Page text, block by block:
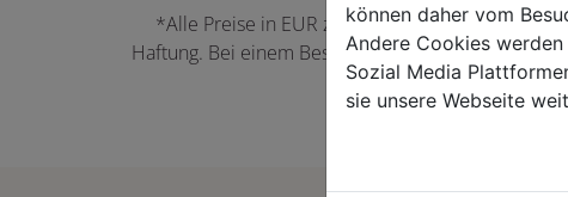
*Alle Preise in EUR zzgl. der jeweils gültigen
Haftung. Bei einem Bestellwert unter 50,00 EUR
können
können daher vom
Andere Cookies
Sozial Media
sie unsere Webseite